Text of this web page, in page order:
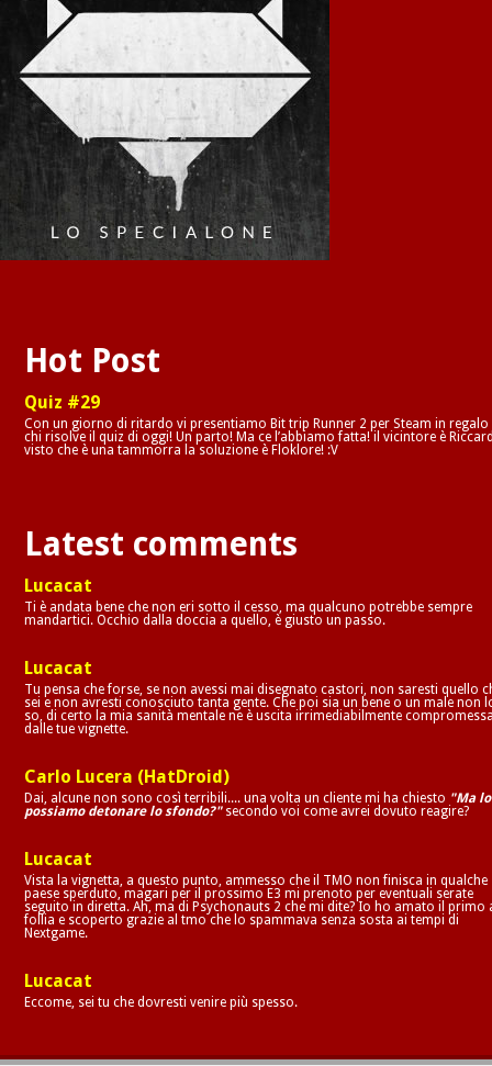
Hot Post
Quiz #29
Con un giorno di ritardo vi presentiamo Bit trip Runner 2 per Steam in regalo
chi risolve il quiz di oggi! Un parto! Ma ce l’abbiamo fatta! il vicintore è
visto che è una tammorra la soluzione è Floklore! :V
Latest comments
Lucacat
Ti è andata bene che non eri sotto il cesso, ma qualcuno potrebbe sempre
mandartici. Occhio dalla doccia a quello, è giusto un passo.
Lucacat
Tu pensa che forse, se non avessi mai disegnato castori, non saresti quello
sei e non avresti conosciuto tanta gente. Che poi sia un bene o un male non
so, di certo la mia sanità mentale ne è uscita irrimediabilmente
dalle tue vignette.
Carlo Lucera (HatDroid)
Dai, alcune non sono così terribili.... una volta un cliente mi ha chiesto "Ma lo
possiamo detonare lo sfondo?"secondo voi come avrei dovuto reagire?
Lucacat
Vista la vignetta, a questo punto, ammesso che il TMO non finisca in qualche
paese sperduto, magari per il prossimo E3 mi prenoto per eventuali serate
seguito in diretta. Ah, ma di Psychonauts 2 che mi dite? Io ho amato il primo
follia e scoperto grazie al tmo che lo spammava senza sosta ai tempi di
Nextgame.
Lucacat
Eccome, sei tu che dovresti venire più spesso.